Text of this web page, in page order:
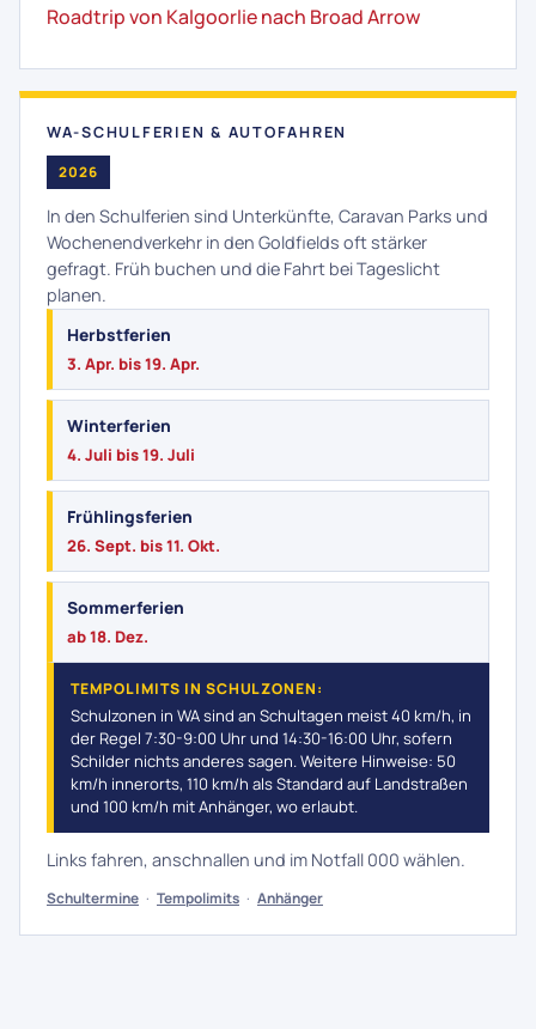
Roadtrip von Kalgoorlie nach Broad Arrow
WA-SCHULFERIEN & AUTOFAHREN
2026
In den Schulferien sind Unterkünfte, Caravan Parks und
Wochenendverkehr in den Goldfields oft stärker
gefragt. Früh buchen und die Fahrt bei Tageslicht
planen.
Herbstferien
3. Apr. bis 19. Apr.
Winterferien
4. Juli bis 19. Juli
Frühlingsferien
26. Sept. bis 11. Okt.
Sommerferien
ab 18. Dez.
TEMPOLIMITS IN SCHULZONEN:
Schulzonen in WA sind an Schultagen meist 40 km/h, in
der Regel 7:30-9:00 Uhr und 14:30-16:00 Uhr, sofern
Schilder nichts anderes sagen. Weitere Hinweise: 50
km/h innerorts, 110 km/h als Standard auf Landstraßen
und 100 km/h mit Anhänger, wo erlaubt.
Links fahren, anschnallen und im Notfall 000 wählen.
Schultermine · Tempolimits · Anhänger